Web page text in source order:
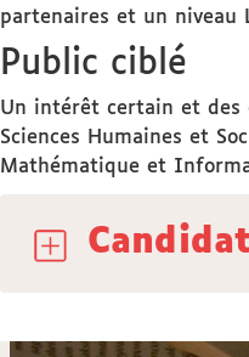
partenaires et un niveau
Public ciblé
Un intérêt certain et des
Sciences Humaines et
Mathématique et